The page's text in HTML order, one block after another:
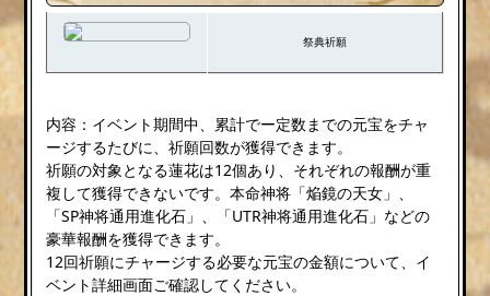
祭典祈願
内容：イベント期間中、累計でー定数までの元宝をチャ
ージするたびに、祈願回数が獲得できます。
祈願の対象となる蓮花は12個あり、それぞれの報酬が重
複して獲得できないです。本命神将「焔鏡の天女」、
「SP神将通用進化石」、「UTR神将通用進化石」などの
豪華報酬を獲得できます。
12回祈願にチャージする必要な元宝の金額について、イ
ベント詳細画面ご確認してください。